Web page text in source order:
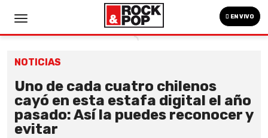
EN VIVO
NOTICIAS
Uno de cada cuatro chilenos
cayó en esta estafa digital el año
pasado: Así la puedes reconocer y
evitar